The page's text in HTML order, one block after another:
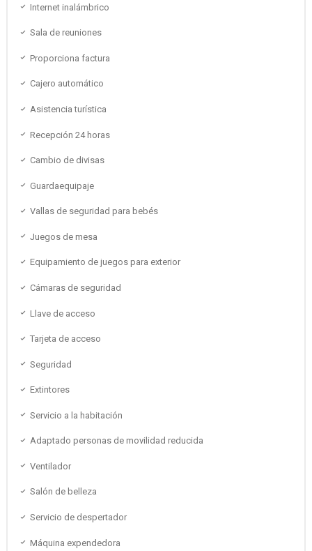
Internet inalámbrico
Sala de reuniones
Proporciona factura
Cajero automático
Asistencia turística
Recepción 24 horas
Cambio de divisas
Guardaequipaje
Vallas de seguridad para bebés
Juegos de mesa
Equipamiento de juegos para exterior
Cámaras de seguridad
Llave de acceso
Tarjeta de acceso
Seguridad
Extintores
Servicio a la habitación
Adaptado personas de movilidad reducida
Ventilador
Salón de belleza
Servicio de despertador
Máquina expendedora